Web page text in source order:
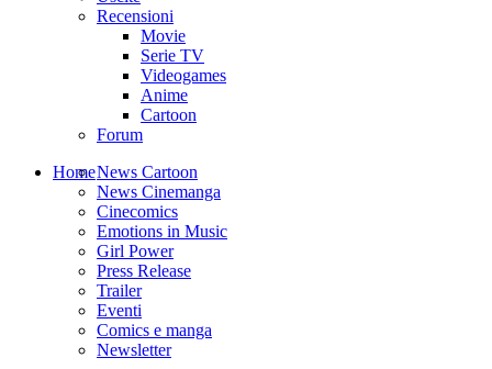
Recensioni
Movie
Serie TV
Videogames
Anime
Cartoon
Forum
HomeNews Cartoon
News Cinemanga
Cinecomics
Emotions in Music
Girl Power
Press Release
Trailer
Eventi
Comics e manga
Newsletter